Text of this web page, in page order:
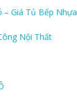
– Giá Tủ Bếp Nhựa
Nội Thất